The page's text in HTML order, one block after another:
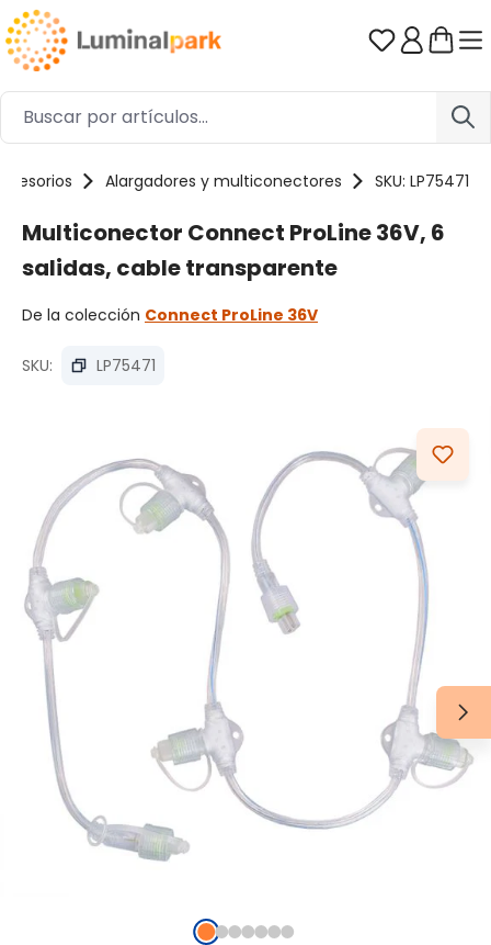
Saltar al contenido principal Tienes 0
Alargadores y multiconectores SKU: LP75471
Multiconector Connect ProLine 36V, 6
salidas, cable transparente
De la colección Connect ProLine 36V
SKU: LP75471